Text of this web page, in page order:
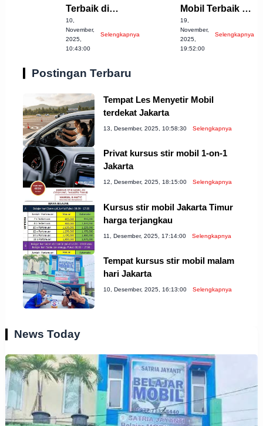
Terbaik di
Cirebon yang
Harus Dicoba!
10,
November,
2025,
10:43:00
Selengkapnya
Mobil Terbaik di
Bandung
Kabupaten yang
Perlu Anda
19,
November,
2025,
19:52:00
Selengkapnya
Postingan Terbaru
Tempat Les Menyetir Mobil
terdekat Jakarta
13, Desember, 2025, 10:58:30 Selengkapnya
Privat kursus stir mobil 1-on-1
Jakarta
12, Desember, 2025, 18:15:00 Selengkapnya
Kursus stir mobil Jakarta Timur
harga terjangkau
11, Desember, 2025, 17:14:00 Selengkapnya
Tempat kursus stir mobil malam
hari Jakarta
10, Desember, 2025, 16:13:00 Selengkapnya
News Today